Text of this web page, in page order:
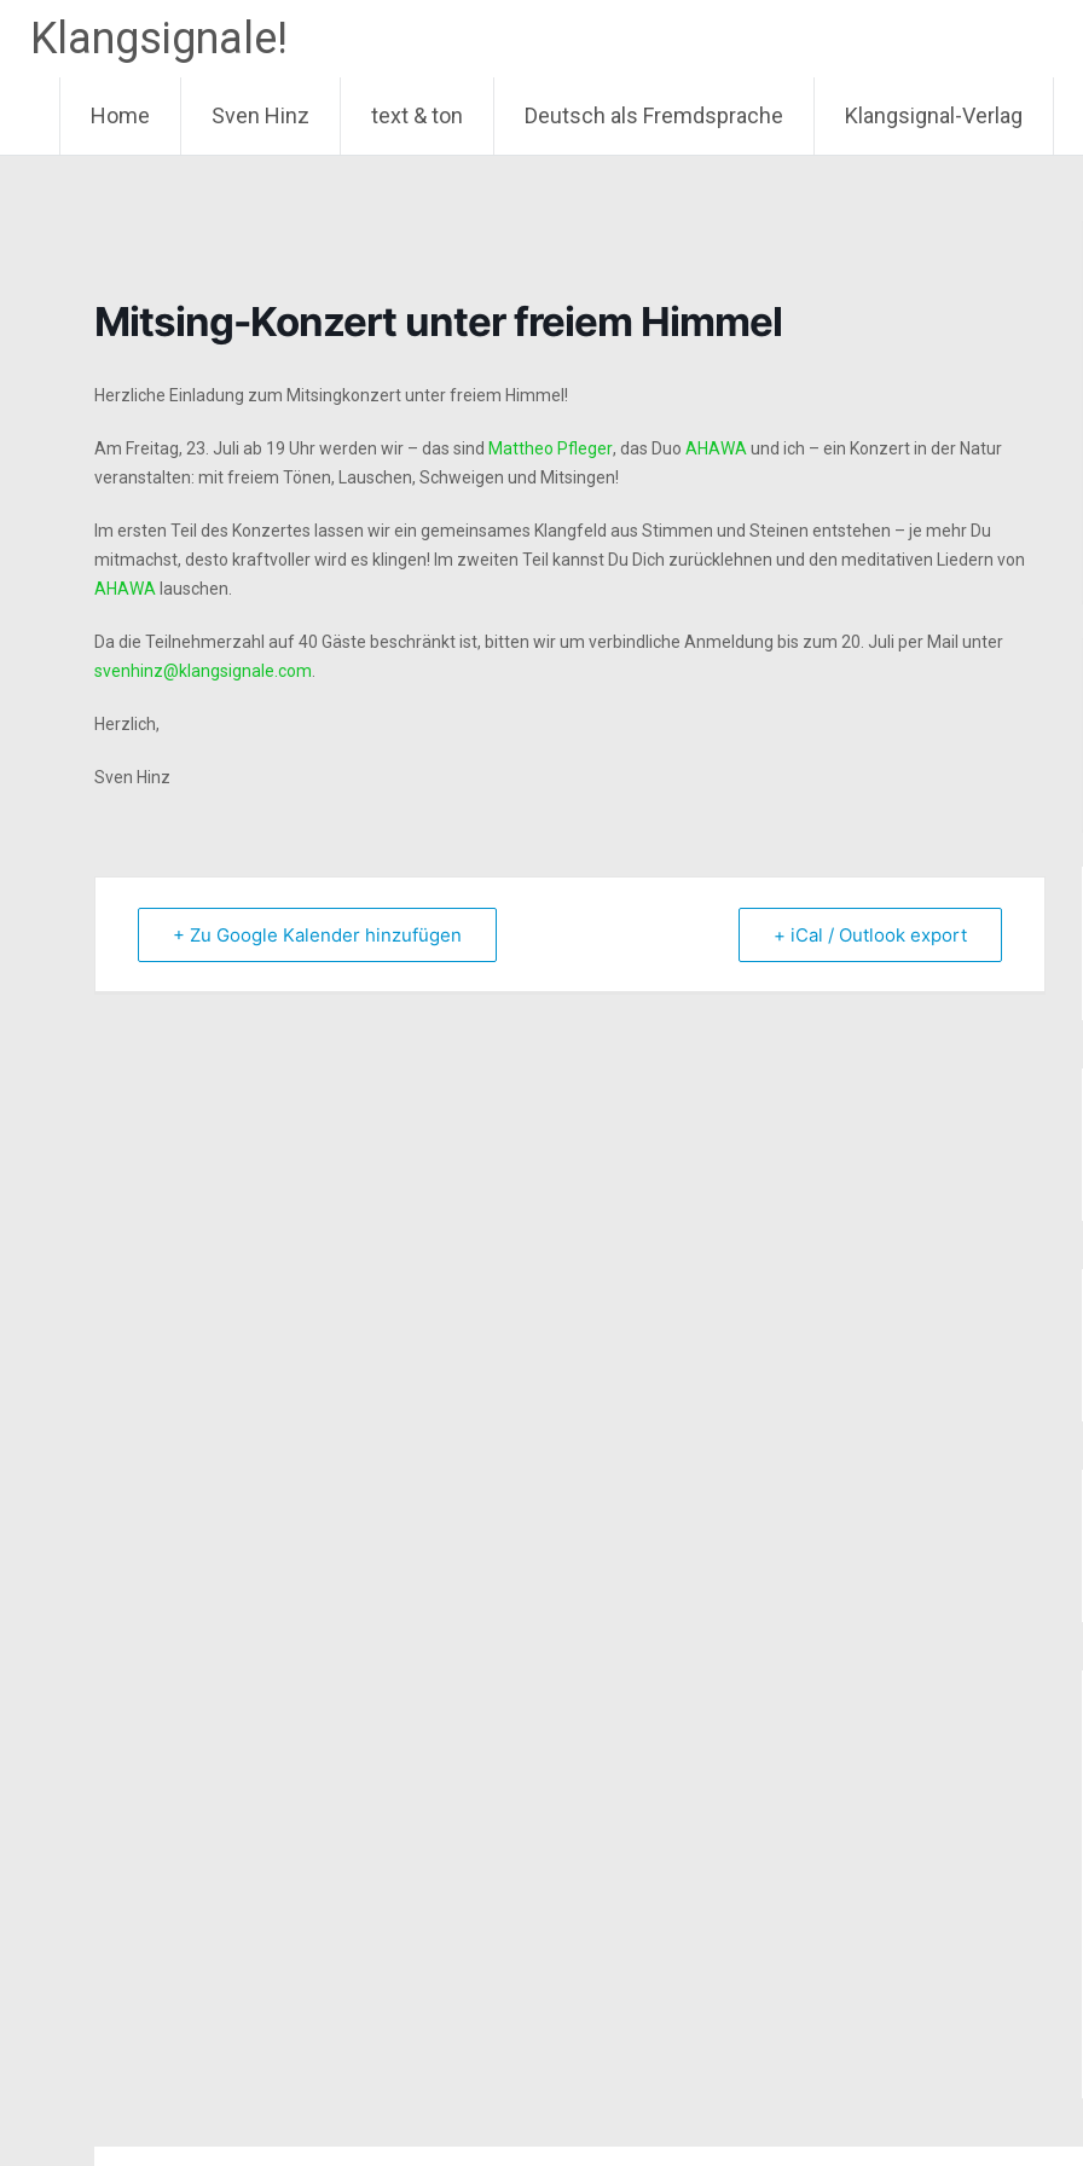
Klangsignale!
Home Sven Hinz text & ton Deutsch als Fremdsprache Klangsignal-Verlag
Mitsing-Konzert unter freiem Himmel
Herzliche Einladung zum Mitsingkonzert unter freiem Himmel!
Am Freitag, 23. Juli ab 19 Uhr werden wir – das sind Mattheo Pfleger, das Duo AHAWA und ich – ein Konzert in der Natur
veranstalten: mit freiem Tönen, Lauschen, Schweigen und Mitsingen!
Im ersten Teil des Konzertes lassen wir ein gemeinsames Klangfeld aus Stimmen und Steinen entstehen – je mehr Du
mitmachst, desto kraftvoller wird es klingen! Im zweiten Teil kannst Du Dich zurücklehnen und den meditativen Liedern von
AHAWA lauschen.
Da die Teilnehmerzahl auf 40 Gäste beschränkt ist, bitten wir um verbindliche Anmeldung bis zum 20. Juli per Mail unter
svenhinz@klangsignale.com
Herzlich,
Sven Hinz
+ Zu Google Kalender hinzufügen + iCal / Outlook export